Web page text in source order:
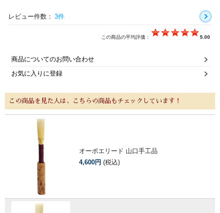
レビュー件数： 3件
この商品の平均評価： 5.00
商品についてのお問い合わせ
お気に入りに登録
この商品を見た人は、こちらの商品もチェックしています！
オーボエリード 山口手工品
4,600円 (税込)